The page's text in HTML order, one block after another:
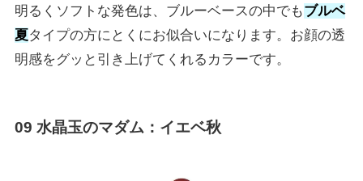
明るくソフトな発色は、ブルーベースの中でもブルベ
夏タイプの方にとくにお似合いになります。お顔の透
明感をグッと引き上げてくれるカラーです。
09 水晶玉のマダム ：イエベ秋